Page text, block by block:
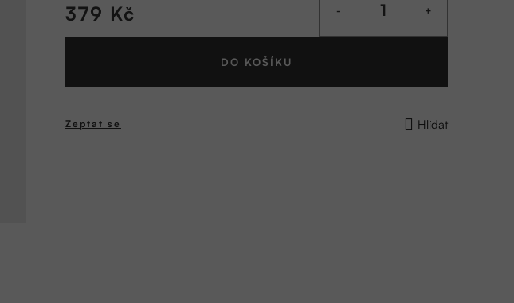
379 Kč
DO KOŠÍKU
Zeptat se Hlídat